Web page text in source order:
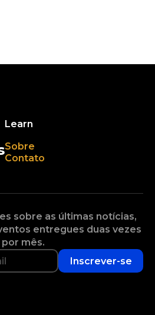
Learn
Sobre
Contato
sobre as últimas notícias,
entregues duas vezes
por mês.
Inscrever-se